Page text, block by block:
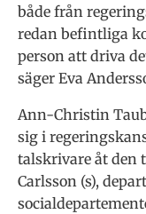
både från
redan befintliga
person att driva
säger Eva
Ann-Christin
sig i
talskrivare åt den
Carlsson (s),